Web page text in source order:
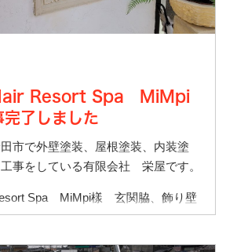
Resort Spa MiMpi
了しました
市で外壁塗装、屋根塗装、内装塗
事をしている有限会社 栄屋です。
Spa MiMpi樣 玄関脇、飾り壁